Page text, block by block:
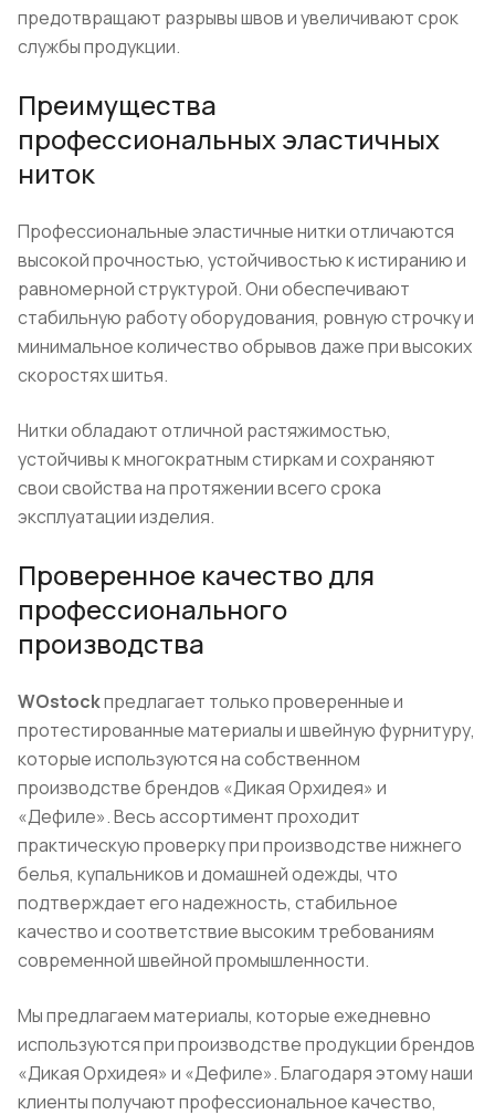
предотвращают разрывы швов и увеличивают срок
службы продукции.
Преимущества
профессиональных эластичных
ниток
Профессиональные эластичные нитки отличаются
высокой прочностью, устойчивостью к истиранию и
равномерной структурой. Они обеспечивают
стабильную работу оборудования, ровную строчку и
минимальное количество обрывов даже при высоких
скоростях шитья.
Нитки обладают отличной растяжимостью,
устойчивы к многократным стиркам и сохраняют
свои свойства на протяжении всего срока
эксплуатации изделия.
Проверенное качество для
профессионального
производства
WOstockпредлагает только проверенные и
протестированные материалы и швейную фурнитуру,
которые используются на собственном
производстве брендов «Дикая Орхидея» и
«Дефиле». Весь ассортимент проходит
практическую проверку при производстве нижнего
белья, купальников и домашней одежды, что
подтверждает его надежность, стабильное
качество и соответствие высоким требованиям
современной швейной промышленности.
Мы предлагаем материалы, которые ежедневно
используются при производстве продукции брендов
«Дикая Орхидея» и «Дефиле». Благодаря этому наши
клиенты получают профессиональное качество,